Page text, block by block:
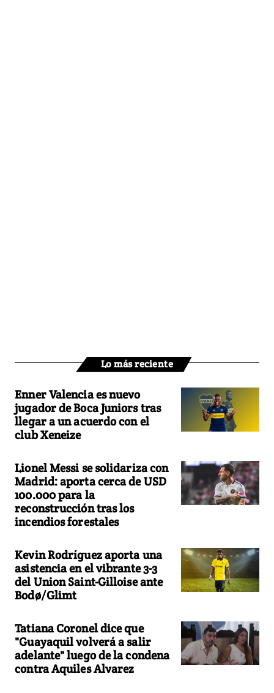
Lo más reciente
Enner Valencia es nuevo
jugador de Boca Juniors tras
llegar a un acuerdo con el
club Xeneize
Lionel Messi se solidariza con
Madrid: aporta cerca de USD
100.000 para la
reconstrucción tras los
incendios forestales
Kevin Rodríguez aporta una
asistencia en el vibrante 3-3
del Union Saint-Gilloise ante
Bodø/Glimt
Tatiana Coronel dice que
"Guayaquil volverá a salir
adelante" luego de la condena
contra Aquiles Alvarez